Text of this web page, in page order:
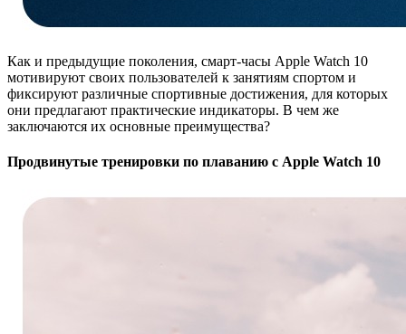
Как и предыдущие поколения, смарт-часы Apple Watch 10
мотивируют своих пользователей к занятиям спортом и
фиксируют различные спортивные достижения, для которых
они предлагают практические индикаторы. В чем же
заключаются их основные преимущества?
Продвинутые тренировки по плаванию с Apple Watch 10